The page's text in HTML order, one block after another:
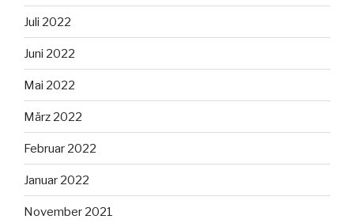
Juli 2022
Juni 2022
Mai 2022
März 2022
Februar 2022
Januar 2022
November 2021